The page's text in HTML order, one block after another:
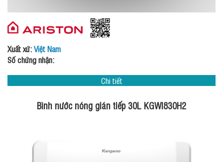
Xuất xứ:Việt Nam
Số chứng nhận:
Chi tiết
Bình nước nóng gián tiếp 30L KGWI830H2